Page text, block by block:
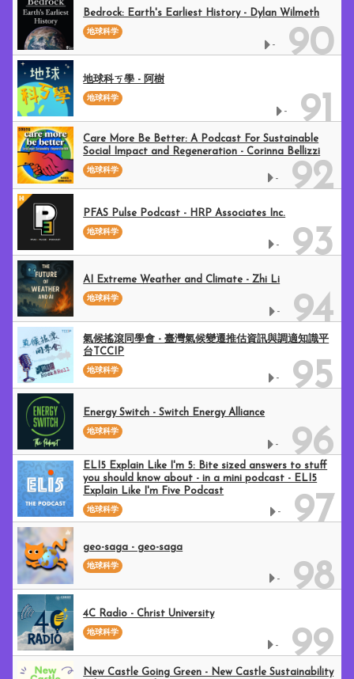
- 90
Bedrock: Earth's Earliest History - Dylan Wilmeth
地球科学
- 91
地球科ㄎ學 - 阿樹
地球科学
- 92
Care More Be Better: A Podcast For Sustainable
Social Impact and Regeneration - Corinna Bellizzi
地球科学
- 93
PFAS Pulse Podcast - HRP Associates Inc.
地球科学
- 94
AI Extreme Weather and Climate - Zhi Li
地球科学
- 95
氣候搖滾同學會 - 臺灣氣候變遷推估資訊與調適知識平
台TCCIP
地球科学
- 96
Energy Switch - Switch Energy Alliance
地球科学
- 97
ELI5 Explain Like I'm 5: Bite sized answers to stuff
you should know about - in a mini podcast - ELI5
Explain Like I'm Five Podcast
地球科学
- 98
geo-saga - geo-saga
地球科学
- 99
4C Radio - Christ University
地球科学
New Castle Going Green - New Castle Sustainability